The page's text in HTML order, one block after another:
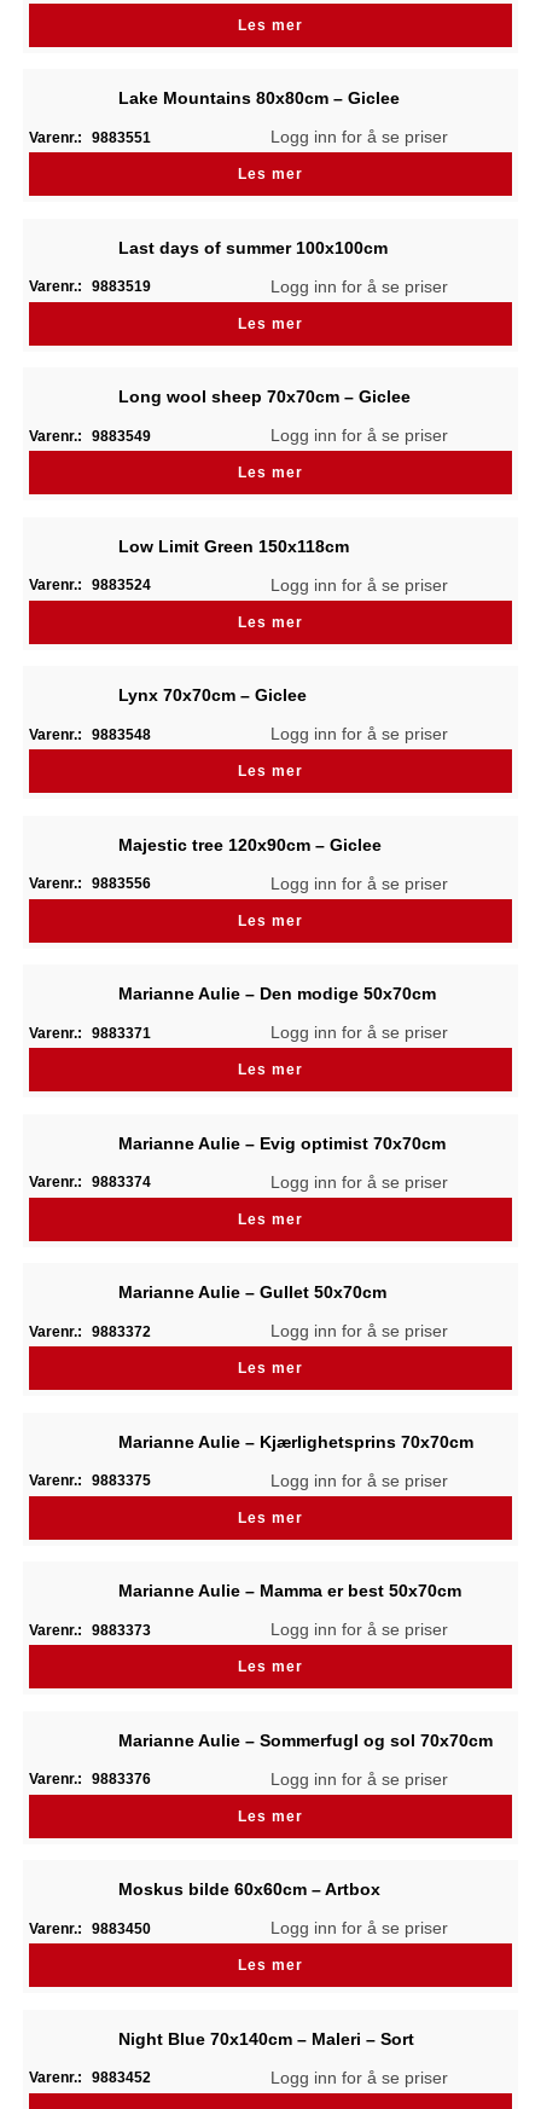
Les mer
Lake Mountains 80x80cm – Giclee
Varenr.: 9883551 Logg inn for å se priser
Les mer
Last days of summer 100x100cm
Varenr.: 9883519 Logg inn for å se priser
Les mer
Long wool sheep 70x70cm – Giclee
Varenr.: 9883549 Logg inn for å se priser
Les mer
Low Limit Green 150x118cm
Varenr.: 9883524 Logg inn for å se priser
Les mer
Lynx 70x70cm – Giclee
Varenr.: 9883548 Logg inn for å se priser
Les mer
Majestic tree 120x90cm – Giclee
Varenr.: 9883556 Logg inn for å se priser
Les mer
Marianne Aulie – Den modige 50x70cm
Varenr.: 9883371 Logg inn for å se priser
Les mer
Marianne Aulie – Evig optimist 70x70cm
Varenr.: 9883374 Logg inn for å se priser
Les mer
Marianne Aulie – Gullet 50x70cm
Varenr.: 9883372 Logg inn for å se priser
Les mer
Marianne Aulie – Kjærlighetsprins 70x70cm
Varenr.: 9883375 Logg inn for å se priser
Les mer
Marianne Aulie – Mamma er best 50x70cm
Varenr.: 9883373 Logg inn for å se priser
Les mer
Marianne Aulie – Sommerfugl og sol 70x70cm
Varenr.: 9883376 Logg inn for å se priser
Les mer
Moskus bilde 60x60cm – Artbox
Varenr.: 9883450 Logg inn for å se priser
Les mer
Night Blue 70x140cm – Maleri – Sort
Varenr.: 9883452 Logg inn for å se priser